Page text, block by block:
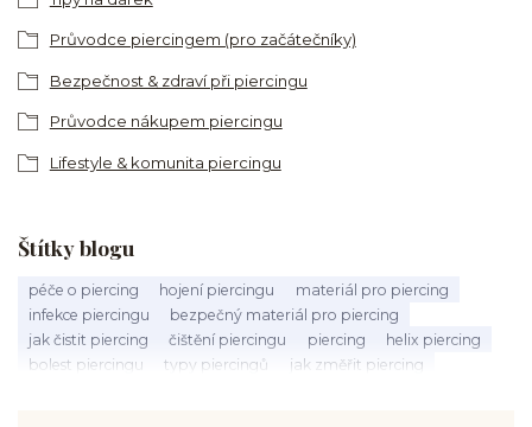
Průvodce piercingem (pro začátečníky)
Bezpečnost & zdraví při piercingu
Průvodce nákupem piercingu
Lifestyle & komunita piercingu
Štítky blogu
péče o piercing hojení piercingu
materiál pro piercing
infekce piercingu
bezpečný materiál pro piercing
jak čistit piercing
čištění piercingu piercing
helix piercing
bolest piercingu
typy piercingů
jak změřit piercing